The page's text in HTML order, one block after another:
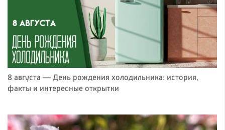
8 августа — День рождения холодильника: история,
факты и интересные открытки